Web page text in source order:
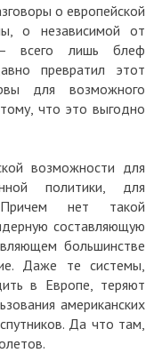
о европейской
о независимой от
всего лишь блеф
превратил этот
для возможного
что это выгодно
возможности для
политики, для
нет такой
составляющую
большинстве
Даже те системы,
в Европе, теряют
американских
Да что там,